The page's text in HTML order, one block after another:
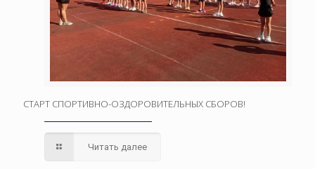
СТАРТ СПОРТИВНО-ОЗДОРОВИТЕЛЬНЫХ СБОРОВ!
Читать далее